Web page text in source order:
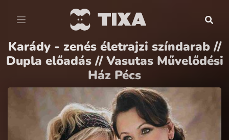
Karády - zenés életrajzi színdarab //
Dupla előadás // Vasutas Művelődési
Ház Pécs